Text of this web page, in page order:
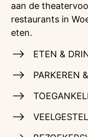
aan de
restaurants in
eten.
ETEN &
PARKEREN